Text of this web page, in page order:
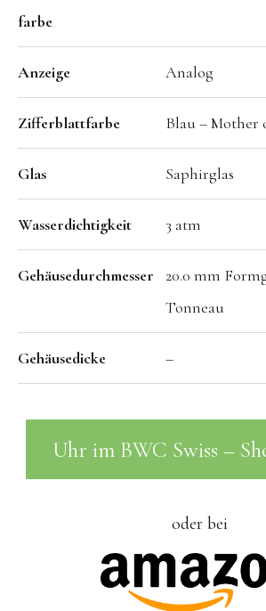
farbe
Anzeige Analog
Zifferblattfarbe Blau – Mother
Glas Saphirglas
Wasserdichtigkeit 3 atm
Gehäusedurchmesser
20.0 mm
Tonneau
Gehäusedicke –
Uhr im BWC Swiss –
oder bei